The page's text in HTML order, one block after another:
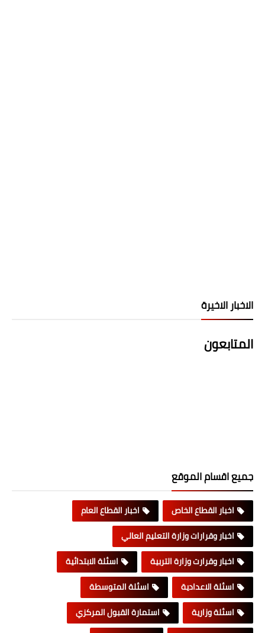
الاخبار الاخيرة
المتابعون
جميع اقسام الموقع
اخبار القطاع الخاص
اخبار القطاع العام
اخبار وقرارات وزارة التعليم العالي
اخبار وقرارت وزارة التربية
اسئلة الابتدائية
اسئلة الاعدادية
اسئلة المتوسطة
اسئلة وزارية
استمارة القبول المركزي